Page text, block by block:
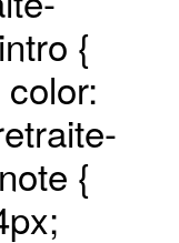
{
{